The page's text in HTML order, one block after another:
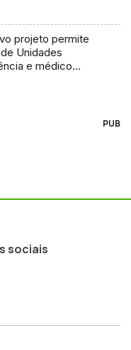
projeto permite
Unidades
e médico
PUB
sociais